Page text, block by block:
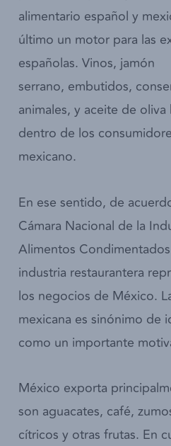
alimentario español y
último un motor para las
españolas. Vinos, jamón
serrano, embutidos,
animales, y aceite de
dentro de los
mexicano.
En ese sentido, de
Cámara Nacional de la
Alimentos
industria restaurantera
los negocios de México.
mexicana es sinónimo de
como un importante
México exporta
son aguacates, café,
cítricos y otras frutas. En